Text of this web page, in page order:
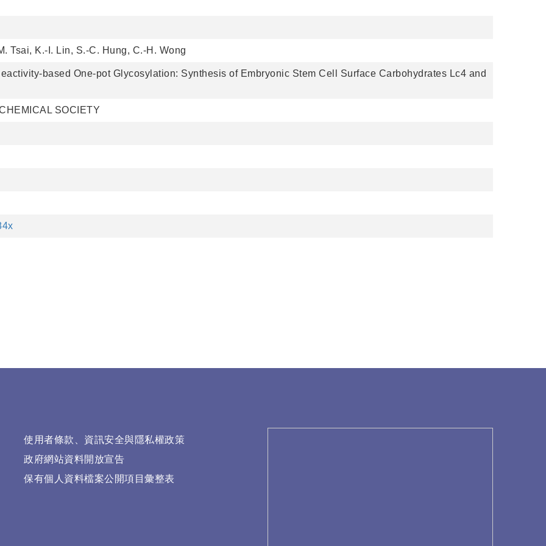
Tsai, K.-I. Lin, S.-C. Hung, C.-H. Wong
based One-pot Glycosylation: Synthesis of Embryonic Stem Cell Surface Carbohydrates Lc4 and
SOCIETY
使用者條款、資訊安全與隱私權政策
政府網站資料開放宣告
保有個人資料檔案公開項目彙整表